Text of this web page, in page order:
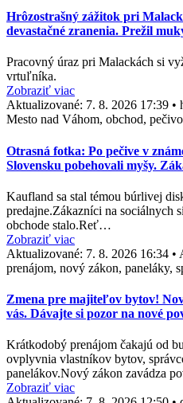
Hrôzostrašný zážitok pri
devastačné zranenia. Prežil
Pracovný úraz pri Malackách si
vrtuľníka.
Zobraziť viac
Aktualizované: 7. 8. 2026 17:39 •
Mesto nad Váhom, obchod, pečivo
Otrasná fotka: Po pečive v
Slovensku pobehovali myšy.
Kaufland sa stal témou búrlivej
predajne.Zákazníci na sociálnych
obchode stalo.Reť…
Zobraziť viac
Aktualizované: 7. 8. 2026 16:34 •
prenájom, nový zákon, paneláky,
Zmena pre majiteľov bytov!
vás. Dávajte si pozor na nové
Krátkodobý prenájom čakajú od
ovplyvnia vlastníkov bytov,
panelákov.Nový zákon zavádza
Zobraziť viac